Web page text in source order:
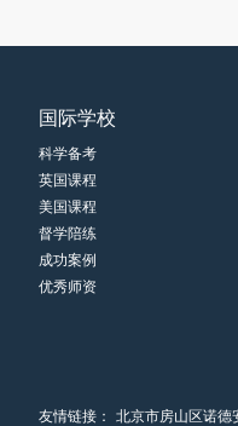
国际学校
科学备考
英国课程
美国课程
督学陪练
成功案例
优秀师资
友情链接： 北京市房山区诺德